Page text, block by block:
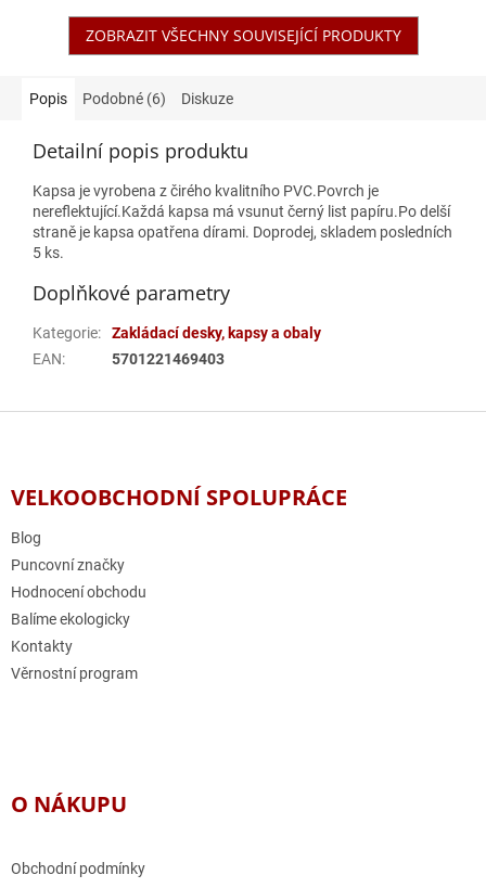
ZOBRAZIT VŠECHNY SOUVISEJÍCÍ PRODUKTY
Popis Podobné (6) Diskuze
Detailní popis produktu
Kapsa je vyrobena z čirého kvalitního PVC.Povrch je
nereflektující.Každá kapsa má vsunut černý list papíru.Po delší
straně je kapsa opatřena dírami. Doprodej, skladem posledních
5 ks.
Doplňkové parametry
Kategorie:
Zakládací desky, kapsy a obaly
EAN: 5701221469403
Z
VELKOOBCHODNÍ SPOLUPRÁCE
Blog
Puncovní značky
Hodnocení obchodu
Balíme ekologicky
Kontakty
Věrnostní program
O NÁKUPU
Obchodní podmínky